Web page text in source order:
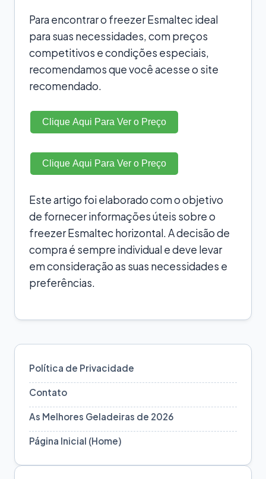
Para encontrar o freezer Esmaltec ideal
para suas necessidades, com preços
competitivos e condições especiais,
recomendamos que você acesse o site
recomendado.
Clique Aqui Para Ver o Preço
Clique Aqui Para Ver o Preço
Este artigo foi elaborado com o objetivo
de fornecer informações úteis sobre o
freezer Esmaltec horizontal. A decisão de
compra é sempre individual e deve levar
em consideração as suas necessidades e
preferências.
Política de Privacidade
Contato
As Melhores Geladeiras de 2026
Página Inicial (Home)